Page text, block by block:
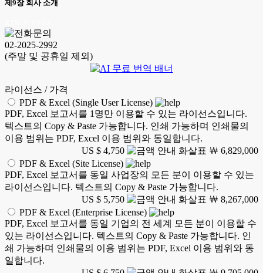
제9장 회사 소개
02-2025-2992
(주말 및 공휴일 제외)
라이선스 / 가격
PDF & Excel (Single User License)
PDF, Excel 보고서를 1명만 이용할 수 있는 라이선스입니다.
텍스트의 Copy & Paste 가능합니다. 인쇄 가능하며 인쇄물의
이용 범위는 PDF, Excel 이용 범위와 동일합니다.
US $ 4,750
￦ 6,829,000
PDF & Excel (Site License)
PDF, Excel 보고서를 동일 사업장의 모든 분이 이용할 수 있는
라이선스입니다. 텍스트의 Copy & Paste 가능합니다.
US $ 5,750
￦ 8,267,000
PDF & Excel (Enterprise License)
PDF, Excel 보고서를 동일 기업의 전 세계 모든 분이 이용할 수
있는 라이선스입니다. 텍스트의 Copy & Paste 가능합니다. 인
쇄 가능하며 인쇄물의 이용 범위는 PDF, Excel 이용 범위와 동
일합니다.